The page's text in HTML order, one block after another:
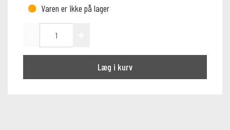
Varen er ikke på lager
Læg i kurv